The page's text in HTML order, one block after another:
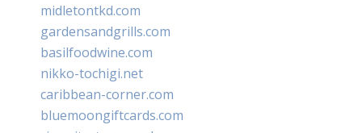
midletontkd.com
gardensandgrills.com
basilfoodwine.com
nikko-tochigi.net
caribbean-corner.com
bluemoongiftcards.com